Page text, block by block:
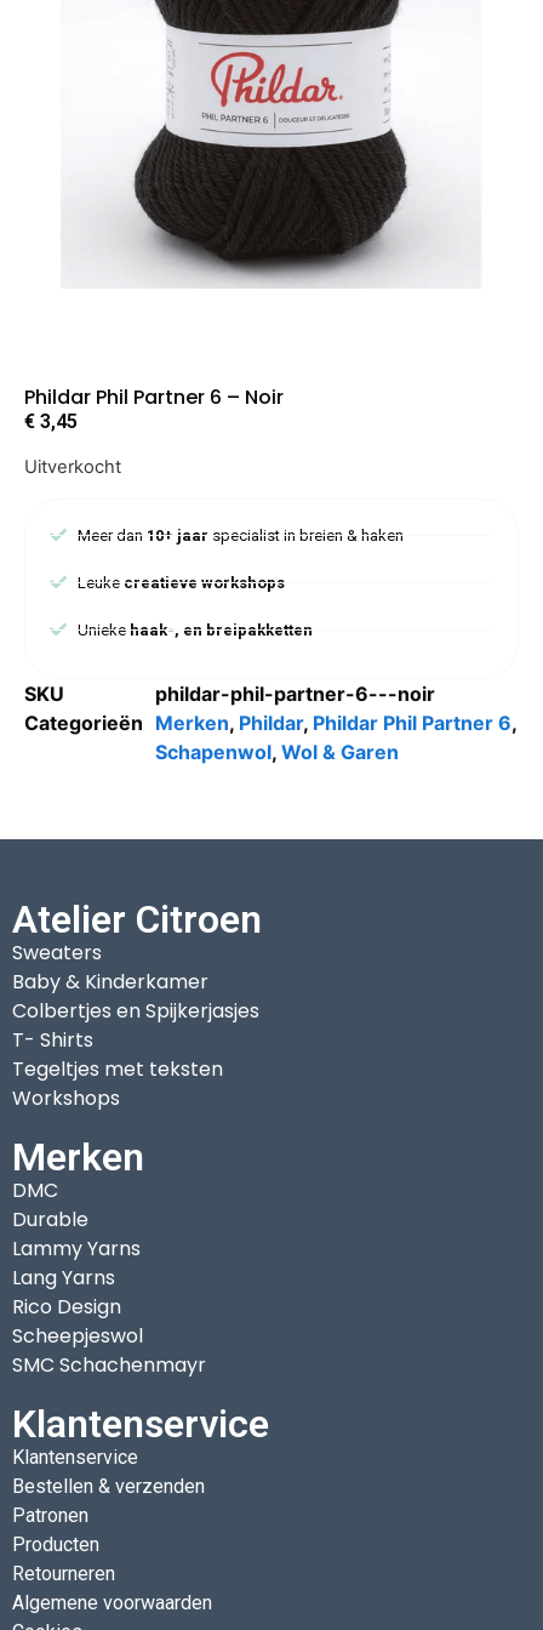
Phildar Phil Partner 6 – Noir
€ 3,45
Uitverkocht
Meer dan 10+ jaar specialist in breien & haken
Leuke creatieve workshops
Uniekehaak-, en breipakketten
SKU
phildar-phil-partner-6---noir
Categorieën Merken, Phildar, Phildar Phil Partner 6,
Schapenwol, Wol & Garen
Atelier Citroen
Sweaters
Baby & Kinderkamer
Colbertjes en Spijkerjasjes
T- Shirts
Tegeltjes met teksten
Workshops
Merken
DMC
Durable
Lammy Yarns
Lang Yarns
Rico Design
Scheepjeswol
SMC Schachenmayr
Klantenservice
Klantenservice
Bestellen & verzenden
Patronen
Producten
Retourneren
Algemene voorwaarden